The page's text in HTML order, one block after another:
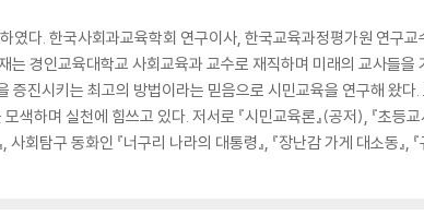
다. 한국사회과교육학회 연구이사, 한국교육과정평가원 연구
경인교육대학교 사회교육과 교수로 재직하며 미래의 교사들을
진시키는 최고의 방법이라는 믿음으로 시민교육을 연구해 왔다
하며 실천에 힘쓰고 있다. 저서로 『시민교육론』(공저), 『초등교
회탐구 동화인 『너구리 나라의 대통령』, 『장난감 가게 대소동』,